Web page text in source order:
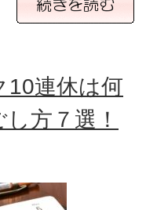
10連休は何
方７選！